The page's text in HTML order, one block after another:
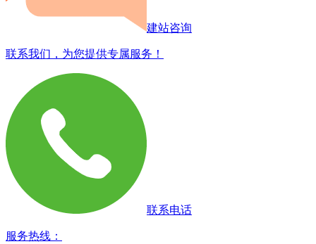
建站咨询
联系我们，为您提供专属服务！
联系电话
服务热线：